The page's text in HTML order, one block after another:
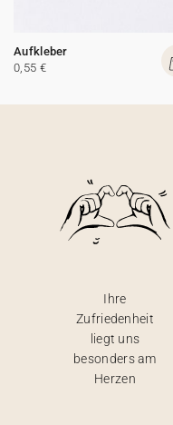
Aufkleber
0,55 €
Ihre
Zufriedenheit
liegt uns
besonders am
Herzen